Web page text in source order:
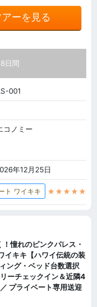
アーを見る
8日間
001
コノミー
年12月25日
ト ワイキキ ★★★★★
憧れのピンクパレス・
イキキ【ハワイ伝統の装
ング・ベッド台数選択
ーチェックイン＆近隣4
プライベート専用送迎